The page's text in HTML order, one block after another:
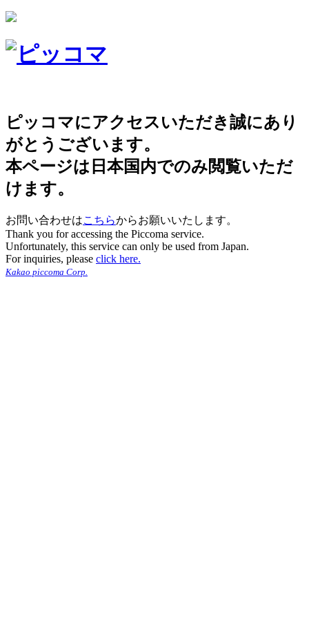
ピッコマにアクセスいただき誠にあり
がとうございます。
本ページは日本国内でのみ閲覧いただ
けます。
お問い合わせはこちらからお願いいたします。
Thank you for accessing the Piccoma service.
Unfortunately, this service can only be used from Japan.
For inquiries, please click here.
Kakao piccoma Corp.